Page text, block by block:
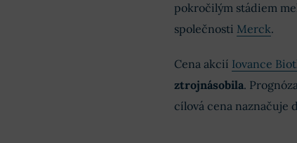
pokročilým stádiem
společnosti Merck.
Cena akcií Iovance
ztrojnásobila.
cílová cena naznačuje